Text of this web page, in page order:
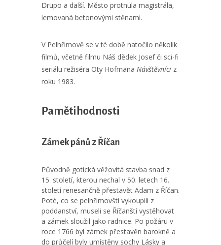
Drupo a další. Město protnula magistrála,
lemovaná betonovými stěnami.
V Pelhřimově se v té době natočilo několik
filmů, včetně filmu Náš dědek Josef či sci-fi
seriálu režiséra Oty Hofmana Návštěvníci z
roku 1983.
Pamětihodnosti
Zámek pánů z Říčan
Původně gotická věžovitá stavba snad z
15. století, kterou nechal v 50. letech 16.
století renesančně přestavět Adam z Říčan.
Poté, co se pelhřimovští vykoupili z
poddanství, museli se Říčanští vystěhovat
a zámek sloužil jako radnice. Po požáru v
roce 1766 byl zámek přestavěn barokně a
do průčelí byly umístěny sochy Lásky a